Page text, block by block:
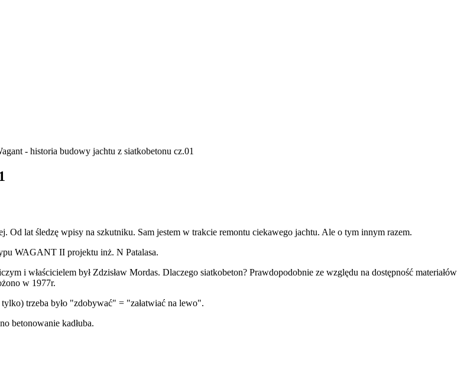
- historia budowy jachtu z siatkobetonu cz.01
lat śledzę wpisy na szkutniku. Sam jestem w trakcie remontu ciekawego jachtu. Ale o tym innym razem.
WAGANT II projektu inż. N Patalasa.
i właścicielem był Zdzisław Mordas. Dlaczego siatkobeton? Prawdopodobnie ze względu na dostępność materiałów
w 1977r.
trzeba było "zdobywać" = "załatwiać na lewo".
betonowanie kadłuba.